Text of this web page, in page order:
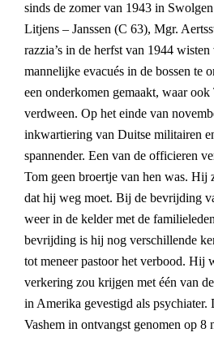
sinds de zomer van 1943 in
Litjens – Janssen (C 63), Mgr.
razzia’s in de herfst van 1944
mannelijke evacués in de bossen te
een onderkomen gemaakt, waar
verdween. Op het einde van
inkwartiering van Duitse militairen
spannender. Een van de officieren
Tom geen broertje van hen was. Hij
dat hij weg moet. Bij de bevrijding
weer in de kelder met de
bevrijding is hij nog verschillende
tot meneer pastoor het verbood. Hij
verkering zou krijgen met één van
in Amerika gevestigd als psychiater.
Vashem in ontvangst genomen op 8